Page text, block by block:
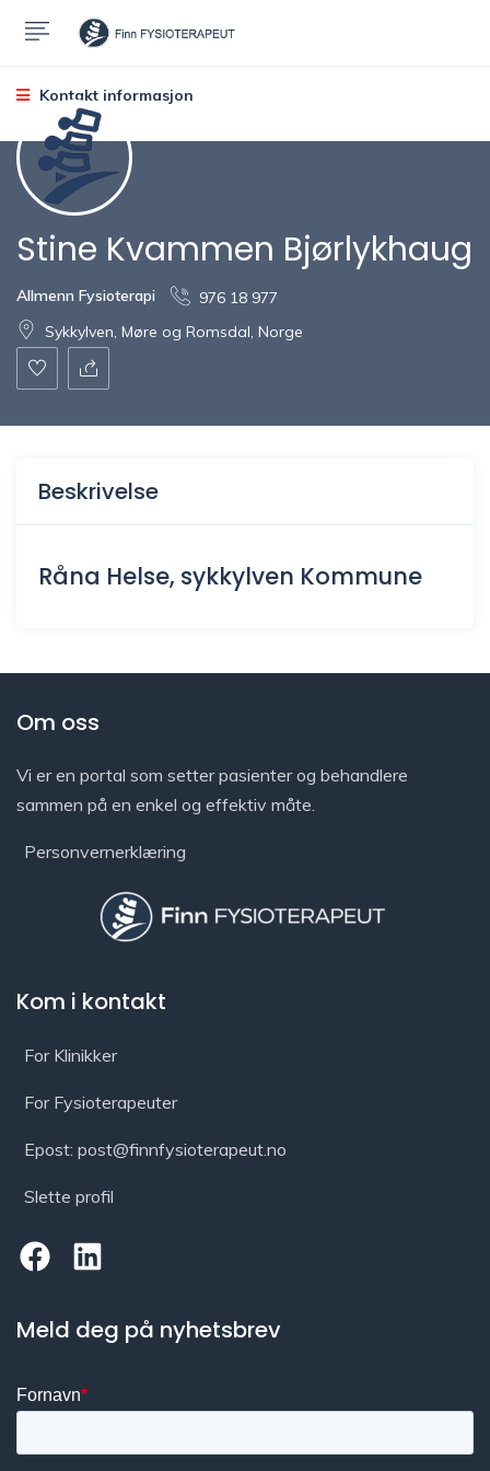
Kontakt informasjon
Stine Kvammen Bjørlykhaug
Allmenn Fysioterapi
976 18 977
Sykkylven, Møre og Romsdal, Norge
Beskrivelse
Råna Helse, sykkylven Kommune
Om oss
Vi er en portal som setter pasienter og behandlere
sammen på en enkel og effektiv måte.
Personvernerklæring
Kom i kontakt
For Klinikker
For Fysioterapeuter
Epost: post@finnfysioterapeut.no
Slette profil
Meld deg på nyhetsbrev